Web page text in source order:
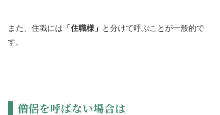
また、住職には 「住職様」 と分けて呼ぶことが一般的で
す。
僧侶を呼ばない場合は